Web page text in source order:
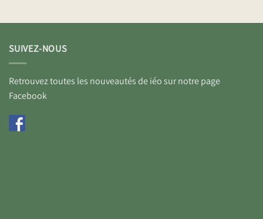
SUIVEZ-NOUS
Retrouvez toutes les nouveautés de iéo sur notre page
Facebook